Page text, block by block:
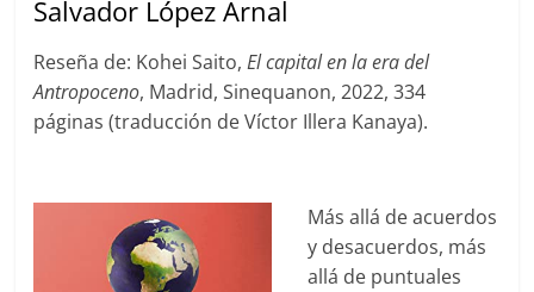
Salvador López Arnal
Reseña de: Kohei Saito,El capital en la era del
Antropoceno, Madrid, Sinequanon, 2022, 334
páginas (traducción de Víctor Illera Kanaya).
Más allá de acuerdos
y desacuerdos, más
allá de puntuales